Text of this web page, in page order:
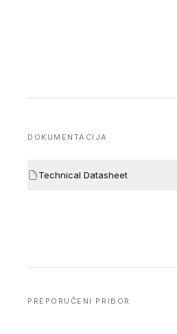
DOKUMENTACIJA
Technical Datasheet
PREPORUČENI PRIBOR